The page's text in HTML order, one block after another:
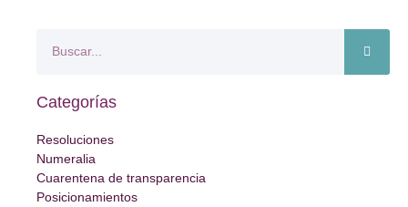
Categorías
Resoluciones
Numeralia
Cuarentena de transparencia
Posicionamientos